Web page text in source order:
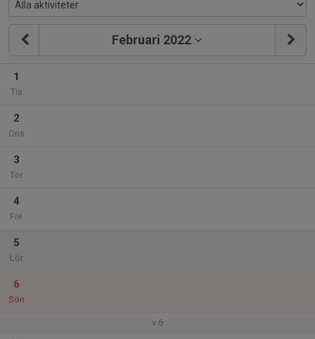
Februari 2022
1
Tis
2
Ons
3
Tor
4
Fre
5
Lör
6
Sön
v.6